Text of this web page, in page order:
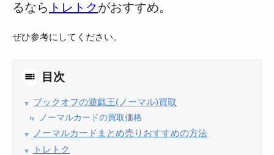
るなら トレトクがおすすめ。
ぜひ参考にしてください。
目次
ブックオフの遊戯王(ノーマル)買取
ノーマルカードの買取価格
ノーマルカードまとめ売りおすすめの方法
トレトク